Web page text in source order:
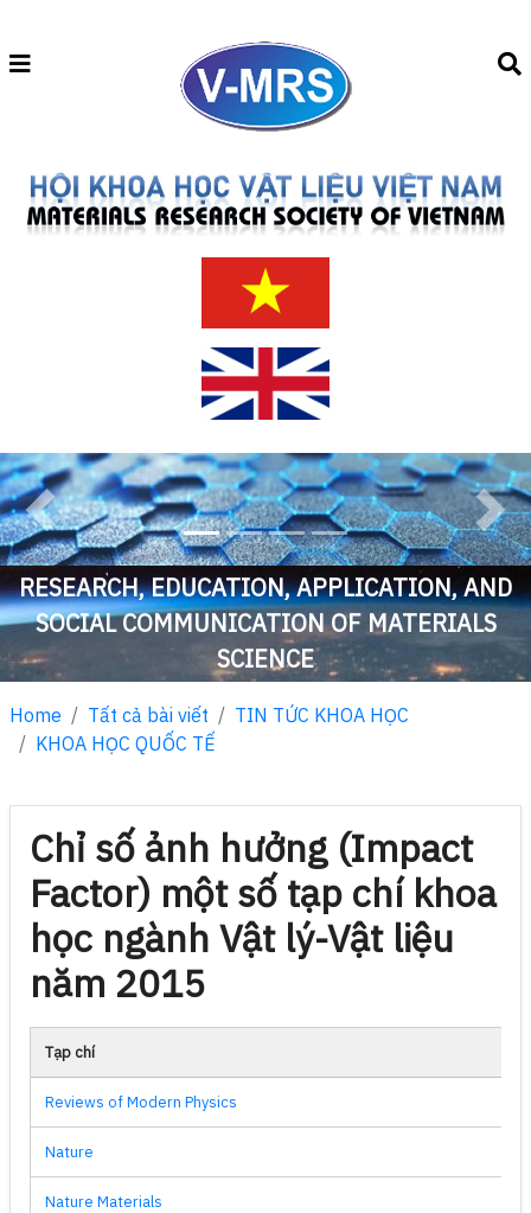
Previous Next
RESEARCH, EDUCATION, APPLICATION, AND
SOCIAL COMMUNICATION OF MATERIALS
SCIENCE
Home Tất cả bài viết
TIN TỨC KHOA HỌC
KHOA HỌC QUỐC TẾ
Chỉ số ảnh hưởng (Impact
Factor) một số tạp chí khoa
học ngành Vật lý-Vật liệu
năm 2015
Tạp chí
Reviews of Modern Physics
Nature
Nature Materials